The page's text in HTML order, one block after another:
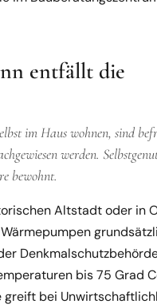
entfällt die
im Haus wohnen, sind
werden.
bewohnt.
Altstadt oder in
bis 75 Grad
bei